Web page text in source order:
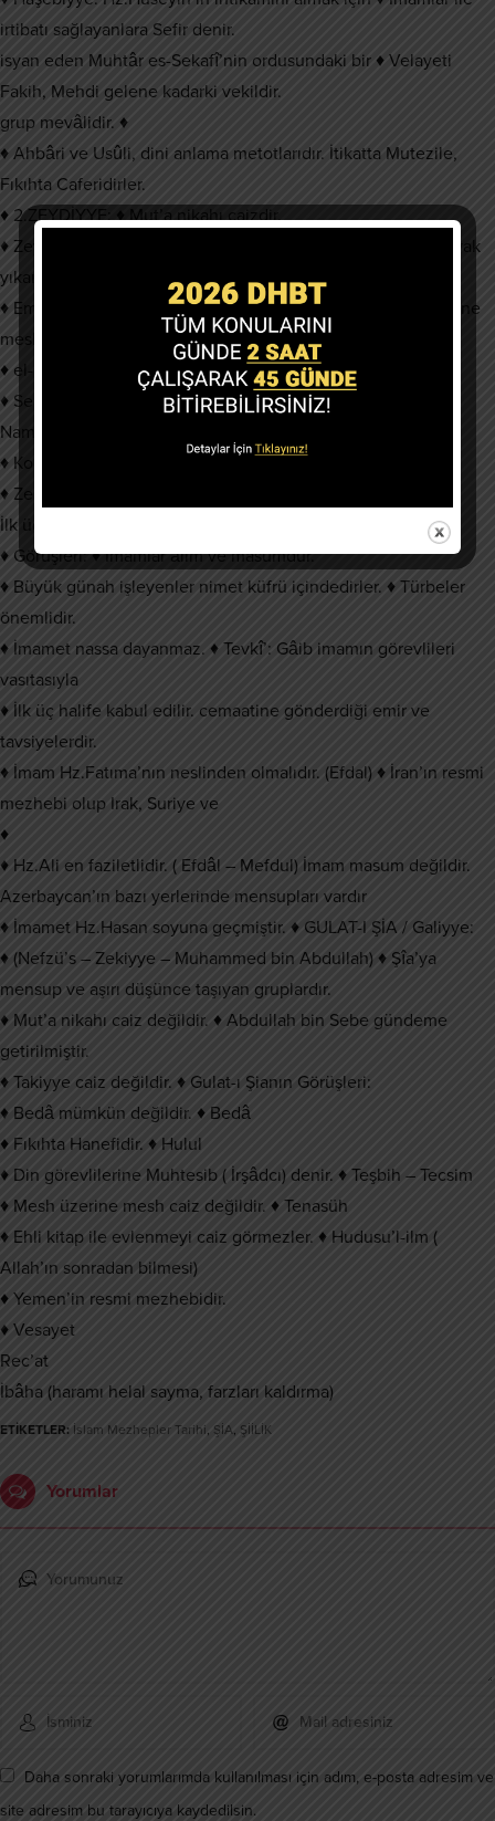
irtibatı sağlayanlara Sefir denir.
isyan eden Muhtâr es-Sekafî’nin ordusundaki bir ♦ Velayeti
Fakih, Mehdi gelene kadarki vekildir.
grup mevâlidir. ♦
♦ Ahbâri ve Usûli, dini anlama metotlarıdır. İtikatta Mutezile,
Fıkıhta Caferidirler.
♦ 2.ZEYDİYYE: ♦ Mut’a nikahı caizdir.
♦ Zeyd bin Ali tarafından Kufe’de kurulmuştur. ♦ Abdestte ayak
yıkanmaz. Mesh edilir.
♦ Emevilere karşı Ehl-i Beyt adına ayaklanmıştır. ♦ Mesh üstüne
mesh caiz değildir.
♦ el-Mecmu (Mecmuu’l-Fıkıh) kitabını yazmıştır. ♦
♦ Secde toprak cinsine yapılır.
Namazlar cem edilebilir, eller bağlanmaz.
♦ Kolları: Cârudiyye – Süleymaniye – Betriyye ♦
♦ Zekat humus vergisidir.
İlk üç halife meşru değildir.
♦ Görüşleri: ♦ İmamlar âlim ve masumdur.
♦ Büyük günah işleyenler nimet küfrü içindedirler. ♦ Türbeler
önemlidir.
♦ İmamet nassa dayanmaz. ♦ Tevkî’: Gâib imamın görevlileri
vasıtasıyla
♦ İlk üç halife kabul edilir. cemaatine gönderdiği emir ve
tavsiyelerdir.
♦ İmam Hz.Fatıma’nın neslinden olmalıdır. (Efdal) ♦ İran’ın resmi
mezhebi olup Irak, Suriye ve
♦
♦ Hz.Ali en faziletlidir. ( Efdâl – Mefdul) İmam masum değildir.
Azerbaycan’ın bazı yerlerinde mensupları vardır
♦ İmamet Hz.Hasan soyuna geçmiştir. ♦ GULAT-I ŞİA / Galiyye:
♦ (Nefzü’s – Zekiyye – Muhammed bin Abdullah) ♦ Şîa’ya
mensup ve aşırı düşünce taşıyan gruplardır.
♦ Mut’a nikahı caiz değildir. ♦ Abdullah bin Sebe gündeme
getirilmiştir.
♦ Takiyye caiz değildir. ♦ Gulat-ı Şianın Görüşleri:
♦ Bedâ mümkün değildir. ♦ Bedâ
♦ Fıkıhta Hanefidir. ♦ Hulul
♦ Din görevlilerine Muhtesib ( İrşâdcı) denir. ♦ Teşbih – Tecsim
♦ Mesh üzerine mesh caiz değildir. ♦ Tenasüh
♦ Ehli kitap ile evlenmeyi caiz görmezler. ♦ Hudusu’l-ilm (
Allah’ın sonradan bilmesi)
♦ Yemen’in resmi mezhebidir.
♦ Vesayet
Rec’at
İbâha (haramı helal sayma, farzları kaldırma)
ETİKETLER: İslam Mezhepler Tarihi, ŞİA, ŞİİLİK
Yorumlar
Daha sonraki yorumlarımda kullanılması için adım, e-posta adresim ve
site adresim bu tarayıcıya kaydedilsin.